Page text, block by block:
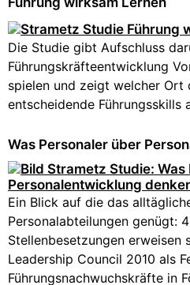
Die Studie gibt Aufschluss
Führungskräfteentwicklung
spielen und zeigt welcher Ort
entscheidende Führungsskills
Was Personaler über
Ein Blick auf die das
Personalabteilungen genügt:
Stellenbesetzungen erweisen
Leadership Council 2010 als
Führungsnachwuchskräfte in